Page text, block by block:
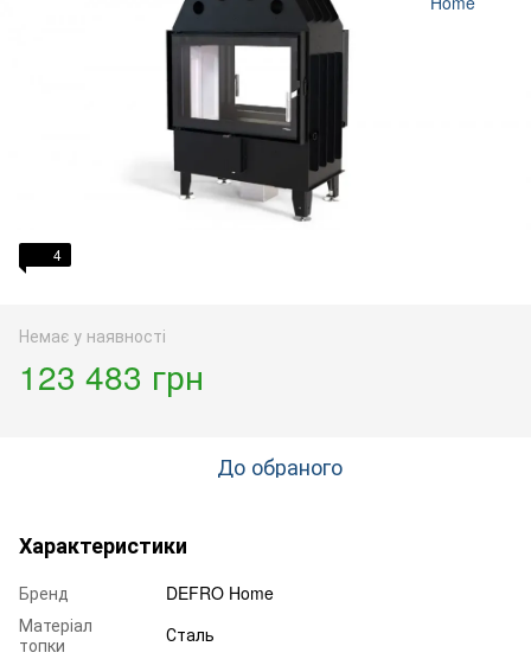
4
Немає у наявності
123 483 грн
До обраного
Характеристики
Бренд
DEFRO Home
Матеріал
топки
Сталь